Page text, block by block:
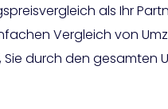
als Ihr
Vergleich von
durch den gesamten